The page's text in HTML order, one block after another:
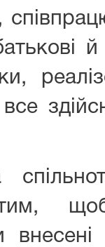
й
щоб
внесені